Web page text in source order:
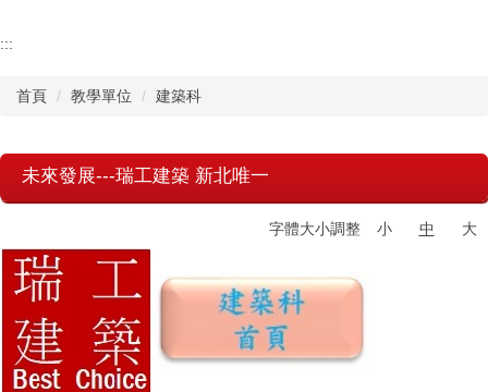
其他單位
學校章則
請購系統
檔案下載
:::
首頁 教學單位 建築科
未來發展---瑞工建築 新北唯一
字體大小調整 小 中 大